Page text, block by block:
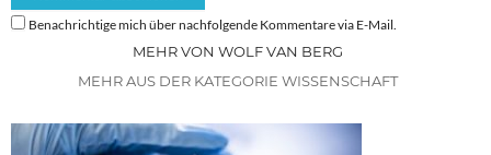
Benachrichtige mich über nachfolgende Kommentare via E-Mail.
MEHR VON WOLF VAN BERG
MEHR AUS DER KATEGORIE WISSENSCHAFT